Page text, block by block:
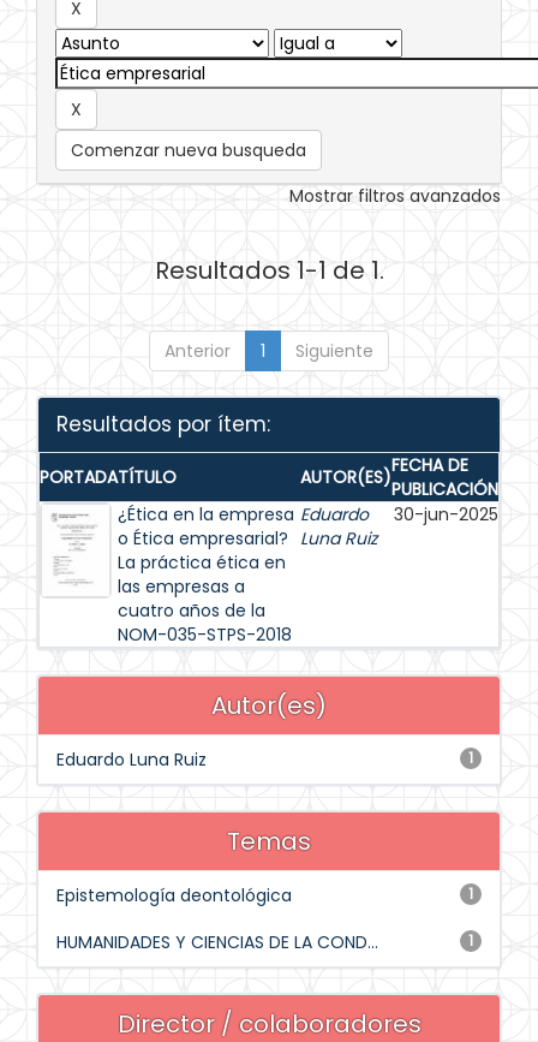
Comenzar nueva busqueda
Mostrar filtros avanzados
Resultados 1-1 de 1.
Anterior 1 Siguiente
Resultados por ítem:
PORTADATÍTULO AUTOR(ES)FECHA DE
PUBLICACIÓN
¿Ética en la empresa
o Ética empresarial?
La práctica ética en
las empresas a
cuatro años de la
NOM-035-STPS-2018
Eduardo
Luna Ruiz
30-jun-2025
Autor(es)
1
Eduardo Luna Ruiz
Temas
1
Epistemología deontológica
1
HUMANIDADES Y CIENCIAS DE LA COND...
Director / colaboradores